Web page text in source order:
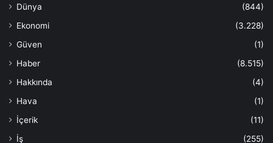
Dünya
(844)
Ekonomi
(3.228)
Güven
(1)
Haber
(8.515)
Hakkında
(4)
Hava
(1)
İçerik
(11)
İş
(255)